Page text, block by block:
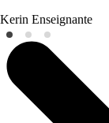
Kerin Enseignante